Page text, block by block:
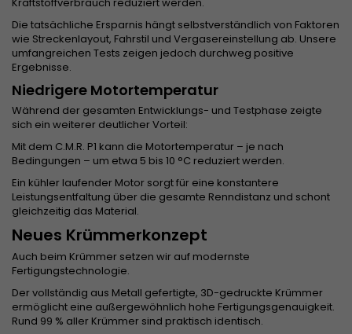
Die tatsächliche Ersparnis hängt selbstverständlich von Faktoren
wie Streckenlayout, Fahrstil und Vergasereinstellung ab. Unsere
umfangreichen Tests zeigen jedoch durchweg positive
Ergebnisse.
Niedrigere Motortemperatur
Während der gesamten Entwicklungs- und Testphase zeigte
sich ein weiterer deutlicher Vorteil:
Mit dem C.M.R. P1 kann die Motortemperatur – je nach
Bedingungen – um etwa 5 bis 10 °C reduziert werden.
Ein kühler laufender Motor sorgt für eine konstantere
Leistungsentfaltung über die gesamte Renndistanz und schont
gleichzeitig das Material.
Neues Krümmerkonzept
Auch beim Krümmer setzen wir auf modernste
Fertigungstechnologie.
Der vollständig aus Metall gefertigte, 3D-gedruckte Krümmer
ermöglicht eine außergewöhnlich hohe Fertigungsgenauigkeit.
Rund 99 % aller Krümmer sind praktisch identisch.